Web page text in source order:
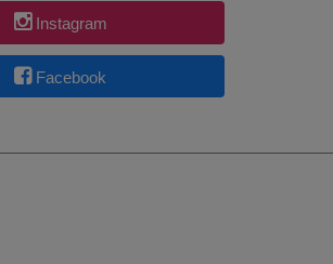
Instagram
Facebook